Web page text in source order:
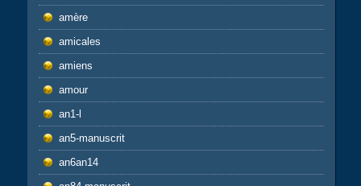
amère
amicales
amiens
amour
an1-l
an5-manuscrit
an6an14